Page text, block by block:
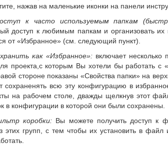
нажав на маленькие иконки на панели
к часто используемым папкам
доступ к любимым папкам и организовать их
от «Избранное» (см. следующий пункт).
как «Избранное»:включает несколько
проекта,с которым Вы хотели бы работать с
стороне показаны «Свойства папки» на
сохраненять всю эту конфигурацию в
на рабочем столе, дважды щелкнув этот
в конфигурации в которой они были сохранены.
коробки: Вы можете получить доступ к
этих групп, с тем чтобы их установить в